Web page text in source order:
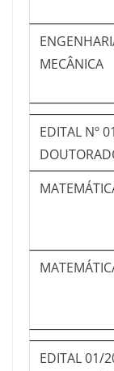
MECÂNICA
EDITAL Nº
EDITAL 01/